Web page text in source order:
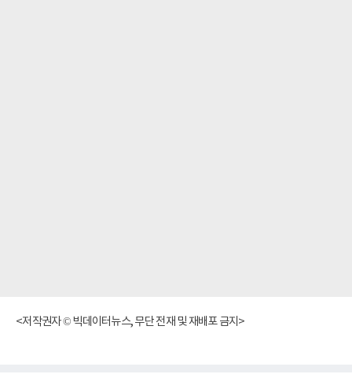
<저작권자 © 빅데이터뉴스, 무단 전재 및 재배포 금지>